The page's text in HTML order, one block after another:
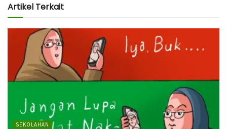
Artikel Terkait
SEKOLAHAN